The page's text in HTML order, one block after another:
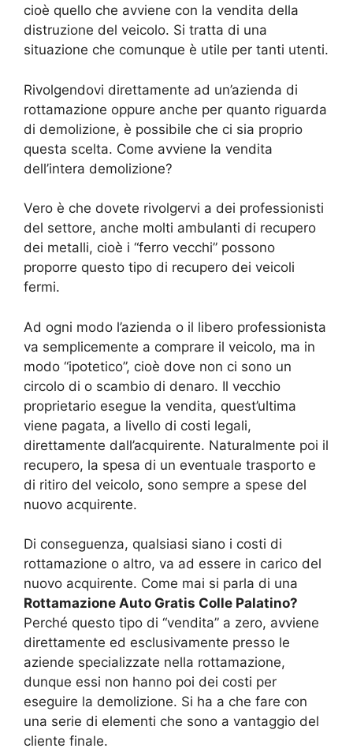
cioè quello che avviene con la vendita della
distruzione del veicolo. Si tratta di una
situazione che comunque è utile per tanti utenti.
Rivolgendovi direttamente ad un’azienda di
rottamazione oppure anche per quanto riguarda
di demolizione, è possibile che ci sia proprio
questa scelta. Come avviene la vendita
dell’intera demolizione?
Vero è che dovete rivolgervi a dei professionisti
del settore, anche molti ambulanti di recupero
dei metalli, cioè i “ferro vecchi” possono
proporre questo tipo di recupero dei veicoli
fermi.
Ad ogni modo l’azienda o il libero professionista
va semplicemente a comprare il veicolo, ma in
modo “ipotetico”, cioè dove non ci sono un
circolo di o scambio di denaro. Il vecchio
proprietario esegue la vendita, quest’ultima
viene pagata, a livello di costi legali,
direttamente dall’acquirente. Naturalmente poi il
recupero, la spesa di un eventuale trasporto e
di ritiro del veicolo, sono sempre a spese del
nuovo acquirente.
Di conseguenza, qualsiasi siano i costi di
rottamazione o altro, va ad essere in carico del
nuovo acquirente. Come mai si parla di una
Rottamazione Auto Gratis Colle Palatino?
Perché questo tipo di “vendita” a zero, avviene
direttamente ed esclusivamente presso le
aziende specializzate nella rottamazione,
dunque essi non hanno poi dei costi per
eseguire la demolizione. Si ha a che fare con
una serie di elementi che sono a vantaggio del
cliente finale.